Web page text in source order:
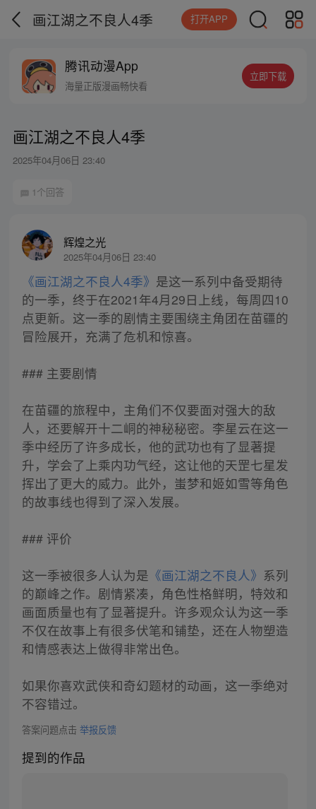
画江湖之不良人4季 打开APP
腾讯动漫App
海量正版漫画畅快看
立即下载
画江湖之不良人4季
2025年04月06日 23:40
1个回答
辉煌之光
2025年04月06日 23:40
《画江湖之不良人4季》 是这一系列中备受期待
的一季，终于在2021年4月29日上线，每周四10
点更新。这一季的剧情主要围绕主角团在苗疆的
冒险展开，充满了危机和惊喜。
### 主要剧情
在苗疆的旅程中，主角们不仅要面对强大的敌
人，还要解开十二峒的神秘秘密。李星云在这一
季中经历了许多成长，他的武功也有了显著提
升，学会了上乘内功气经，这让他的天罡七星发
挥出了更大的威力。此外，蚩梦和姬如雪等角色
的故事线也得到了深入发展。
### 评价
这一季被很多人认为是 《画江湖之不良人》 系列
的巅峰之作。剧情紧凑，角色性格鲜明，特效和
画面质量也有了显著提升。许多观众认为这一季
不仅在故事上有很多伏笔和铺垫，还在人物塑造
和情感表达上做得非常出色。
如果你喜欢武侠和奇幻题材的动画，这一季绝对
不容错过。
答案问题点击 举报反馈
提到的作品